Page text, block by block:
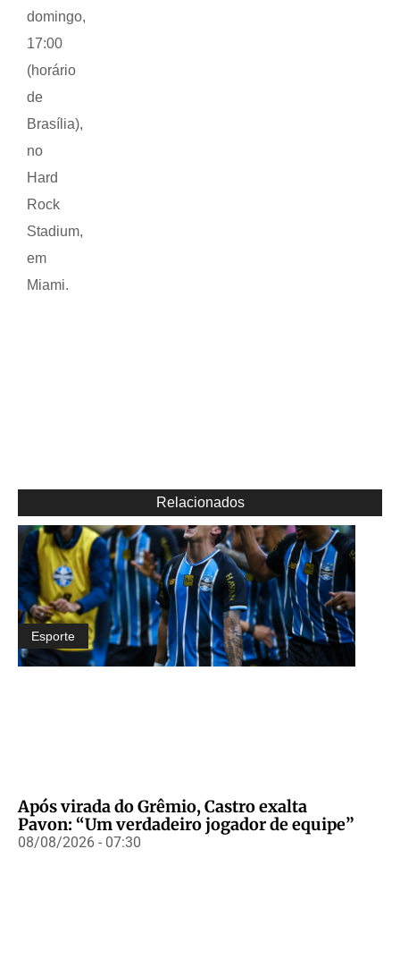
domingo,
17:00
(horário
de
Brasília),
no
Hard
Rock
Stadium,
em
Miami.
Relacionados
Esporte
Após virada do Grêmio, Castro exalta
Pavon: “Um verdadeiro jogador de equipe”
08/08/2026 - 07:30